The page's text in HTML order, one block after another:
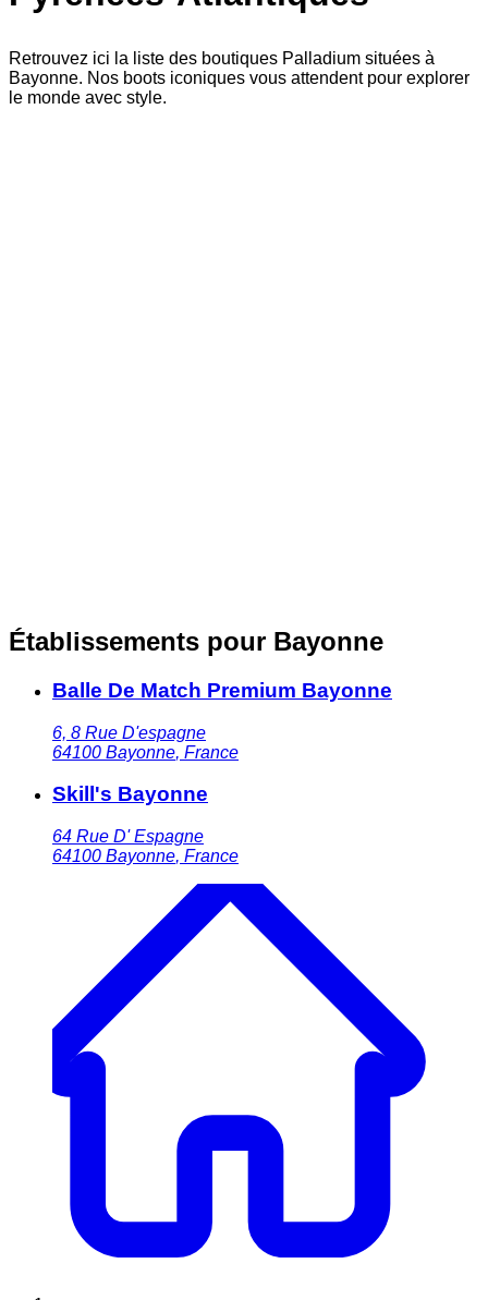
Retrouvez ici la liste des boutiques Palladium situées à
Bayonne. Nos boots iconiques vous attendent pour explorer
le monde avec style.
Établissements pour Bayonne
Balle De Match Premium Bayonne
6, 8 Rue D'espagne
64100 Bayonne, France
Skill's Bayonne
64 Rue D' Espagne
64100 Bayonne, France